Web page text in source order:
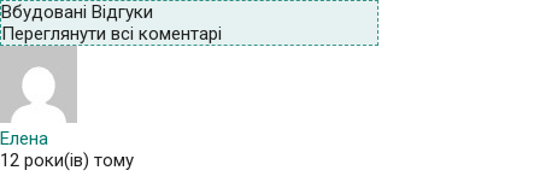
Вбудовані Відгуки
Переглянути всі коментарі
Елена
12 роки(ів) тому